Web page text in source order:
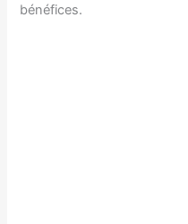
bénéfices.